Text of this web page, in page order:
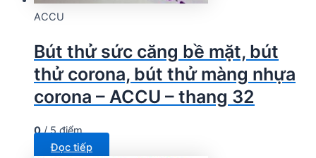
ACCU
Bút thử sức căng bề mặt, bút
thử corona, bút thử màng nhựa
corona – ACCU – thang 32
0/ 5 điểm
Đọc tiếp